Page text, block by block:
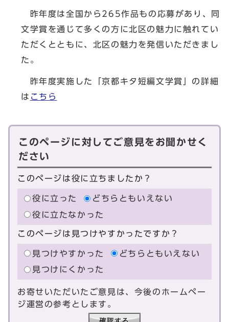
昨年度は全国から265作品もの応募があり、同
文学賞を通じて多くの方に北区の魅力に触れてい
ただくとともに、北区の魅力を発信いただきまし
た。
昨年度実施した「京都キタ短編文学賞」の詳細
は こちら
このページに対してご意見をお聞かせく
ださい
このページは役に立ちましたか？
役に立った
どちらともいえない
役に立たなかった
このページは見つけやすかったですか？
見つけやすかった
どちらともいえない
見つけにくかった
お寄せいただいたご意見は、今後のホームペー
ジ運営の参考とします。